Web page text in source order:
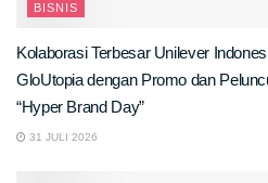
BISNIS
Kolaborasi Terbesar Unilever
GloUtopia dengan Promo dan
“Hyper Brand Day”
31 JULI 2026